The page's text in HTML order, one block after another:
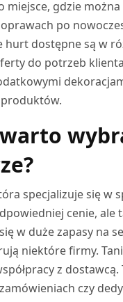
miejsce, gdzie
po
hurt dostępne są w
do potrzeb
warto
specjalizuje się w
cenie, ale
w duże zapasy na
niektóre firmy.
z
czy